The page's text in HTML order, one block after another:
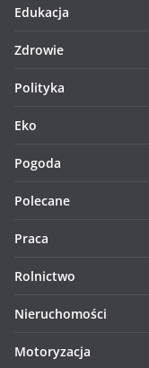
Edukacja
Zdrowie
Polityka
Eko
Pogoda
Polecane
Praca
Rolnictwo
Nieruchomości
Motoryzacja